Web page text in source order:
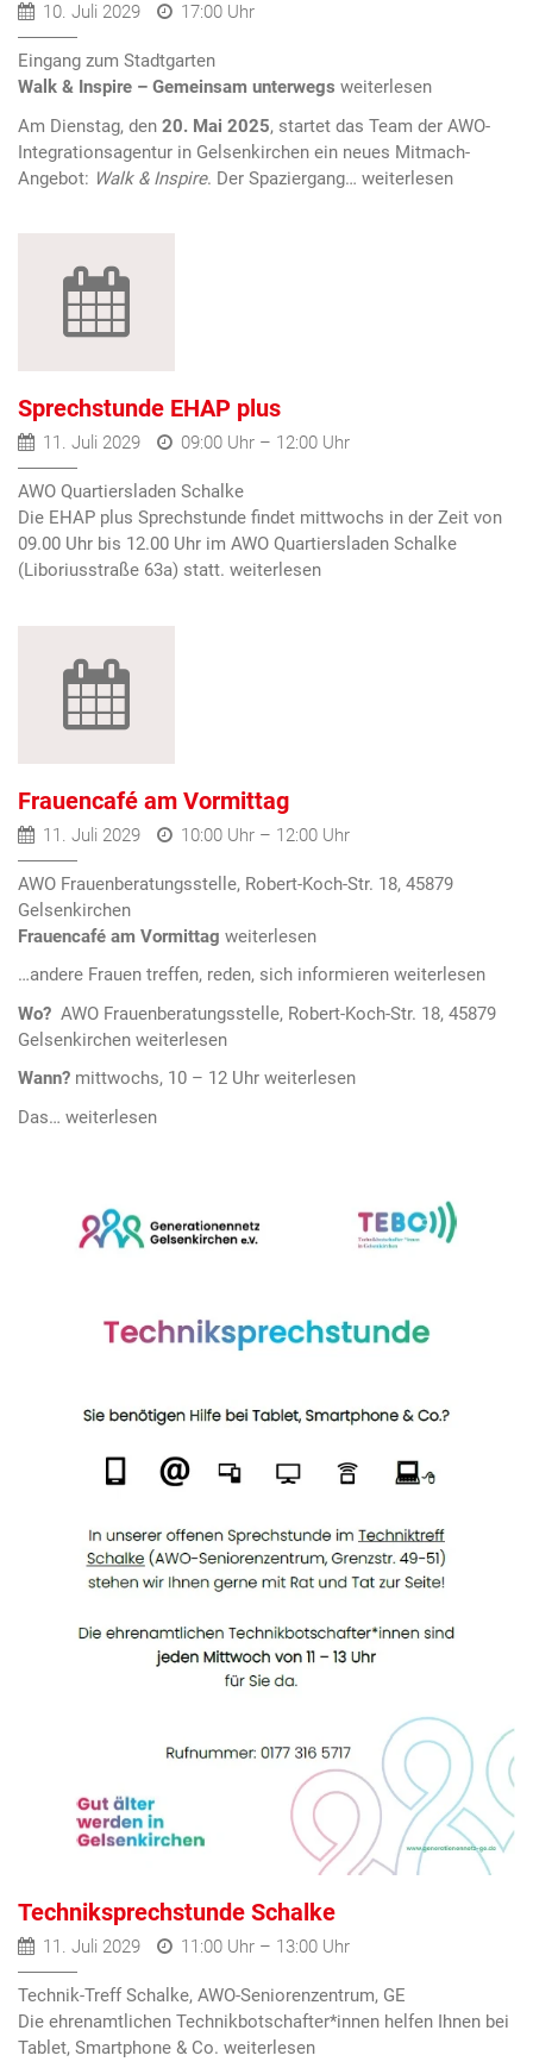
10. Juli 2029 17:00 Uhr
Eingang zum Stadtgarten
Walk & Inspire – Gemeinsam unterwegs
Am Dienstag, den 20. Mai 2025, startet das Team der AWO-
Integrationsagentur in Gelsenkirchen ein neues Mitmach-
Angebot: Walk & Inspire. Der Spaziergang…
Sprechstunde EHAP plus
11. Juli 2029 09:00 Uhr – 12:00 Uhr
AWO Quartiersladen Schalke
Die EHAP plus Sprechstunde findet mittwochs in der Zeit von
09.00 Uhr bis 12.00 Uhr im AWO Quartiersladen Schalke
(Liboriusstraße 63a) statt.
Frauencafé am Vormittag
11. Juli 2029 10:00 Uhr – 12:00 Uhr
AWO Frauenberatungsstelle, Robert-Koch-Str. 18, 45879
Gelsenkirchen
Frauencafé am Vormittag
…andere Frauen treffen, reden, sich informieren
Wo? AWO Frauenberatungsstelle, Robert-Koch-Str. 18, 45879
Gelsenkirchen
Wann? mittwochs, 10 – 12 Uhr
Das…
Techniksprechstunde Schalke
11. Juli 2029 11:00 Uhr – 13:00 Uhr
Technik-Treff Schalke, AWO-Seniorenzentrum, GE
Die ehrenamtlichen Technikbotschafter*innen helfen Ihnen bei
Tablet, Smartphone & Co.